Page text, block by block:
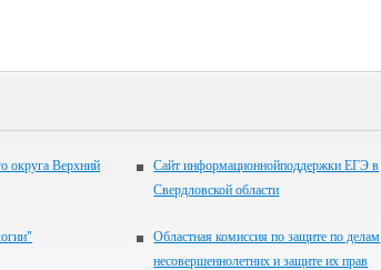
округа Верхний
Сайт информационнойподдержки ЕГЭ в
Свердловской области
Областная комиссия по защите по делам
несовершеннолетних и защите их прав